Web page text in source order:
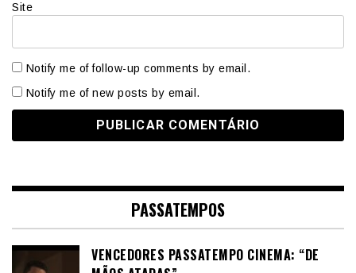
Site
Notify me of follow-up comments by email.
Notify me of new posts by email.
PASSATEMPOS
VENCEDORES PASSATEMPO CINEMA: “DE